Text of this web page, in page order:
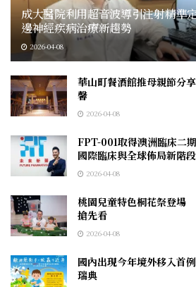
成大醫院利用超音波導引注射精
邊神經疾病治療新趨勢
2026-04-08
華山町餐酒館推母親節分
馨
2026-04-08
FPT-001取得澳洲臨床二
國際臨床與全球佈局新階段
2026-04-08
桃園兒童特色桐花祭登
搶先看
2026-04-08
國內出現今年境外移入首
瑞典